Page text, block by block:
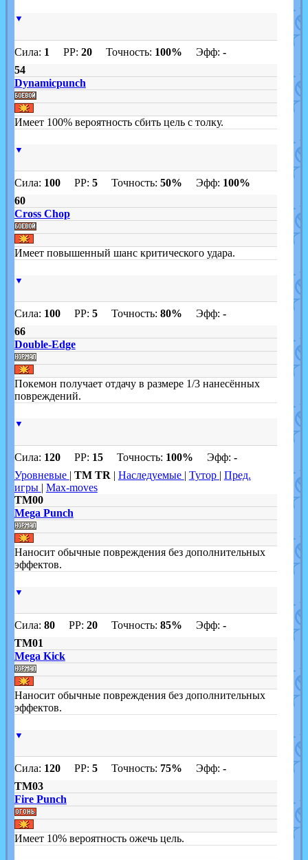
▼
Сила: 1 PP: 20Точность: 100% Эфф: -
54
Dynamicpunch
Имеет 100% вероятность сбить цель с толку.
▼
Сила: 100PP: 5Точность: 50% Эфф: 100%
60
Cross Chop
Имеет повышенный шанс критического удара.
▼
Сила: 100PP: 5Точность: 80% Эфф: -
66
Double-Edge
Покемон получает отдачу в размере 1/3 нанесённых
повреждений.
▼
Сила: 120PP: 15Точность: 100% Эфф: -
Уровневые | TM TR | Наследуемые | Тутор | Пред.
игры | Max-moves
TM00
Mega Punch
Наносит обычные повреждения без дополнительных
эффектов.
▼
Сила: 80PP: 20Точность: 85% Эфф: -
TM01
Mega Kick
Наносит обычные повреждения без дополнительных
эффектов.
▼
Сила: 120PP: 5Точность: 75% Эфф: -
TM03
Fire Punch
Имеет 10% вероятность ожечь цель.